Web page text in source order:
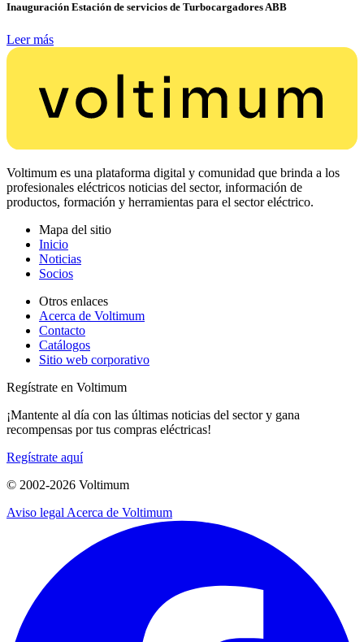
Inauguración Estación de servicios de Turbocargadores ABB
Leer más
Voltimum es una plataforma digital y comunidad que brinda a los
profesionales eléctricos noticias del sector, información de
productos, formación y herramientas para el sector eléctrico.
Mapa del sitio
Inicio
Noticias
Socios
Otros enlaces
Acerca de Voltimum
Contacto
Catálogos
Sitio web corporativo
Regístrate en Voltimum
¡Mantente al día con las últimas noticias del sector y gana
recompensas por tus compras eléctricas!
Regístrate aquí
© 2002-2026 Voltimum
Aviso legal Acerca de Voltimum